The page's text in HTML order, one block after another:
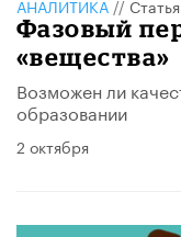
АНАЛИТИКА//Статья
Фазовый
«вещества»
Возможен ли
образовании
2 октября